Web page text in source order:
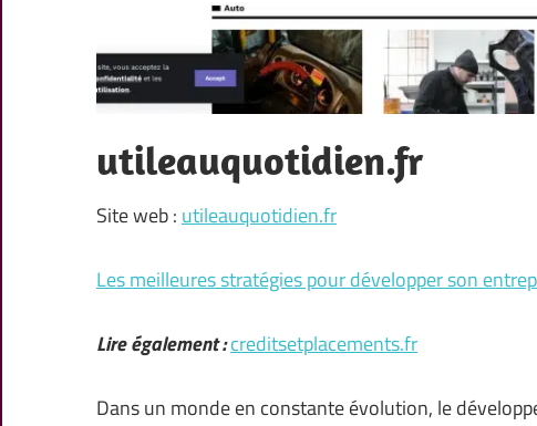
utileauquotidien.fr
Site web : utileauquotidien.fr
Les meilleures stratégies pour développer son
Lire également :creditsetplacements.fr
Dans un monde en constante évolution, le